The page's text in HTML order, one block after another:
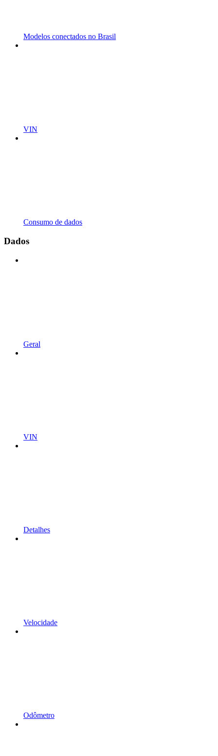
Modelos conectados no Brasil
VIN
Consumo de dados
Dados
Geral
VIN
Detalhes
Velocidade
Odômetro